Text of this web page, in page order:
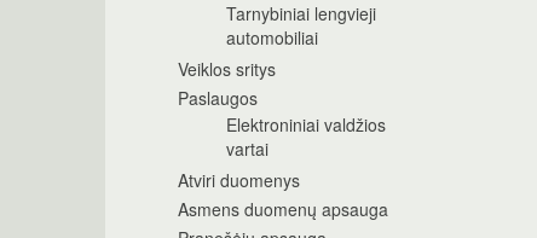
Tarnybiniai lengvieji
automobiliai
Veiklos sritys
Paslaugos
Elektroniniai valdžios
vartai
Atviri duomenys
Asmens duomenų apsauga